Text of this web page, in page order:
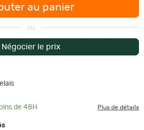
au panier
ou
Négocier le prix
de 48H
Plus de détails